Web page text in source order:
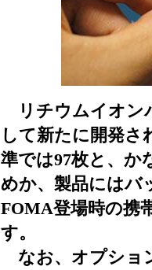
リチウムイオン
して新たに開発さ
準では97枚と、か
めか、製品にはバ
FOMA登場時の携
す。
なお、オプショ